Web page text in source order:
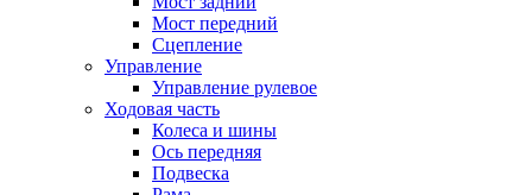
Мост передний
Сцепление
Управление
Управление рулевое
Ходовая часть
Колеса и шины
Ось передняя
Подвеска